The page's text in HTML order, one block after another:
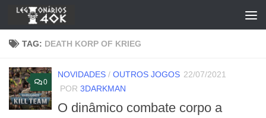
Skip to content
TAG: DEATH KORP OF KRIEG
0
NOVIDADES / OUTROS JOGOS 22/07/2021
POR 3DARKMAN
O dinâmico combate corpo a